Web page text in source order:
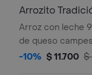
Arrozito
Arroz con leche
de queso
-10% $ 11.700 $